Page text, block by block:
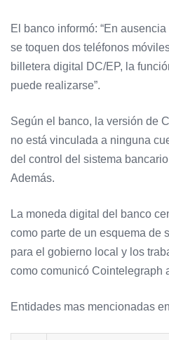
El banco informó: “En
se toquen dos teléfonos
billetera digital DC/EP, la
puede realizarse”.
Según el banco, la versión de
no está vinculada a ninguna
del control del sistema
Además.
La moneda digital del banco
como parte de un esquema de
para el gobierno local y los
como comunicó Cointelegraph
Entidades mas mencionadas